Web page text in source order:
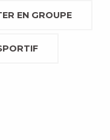
EN GROUPE